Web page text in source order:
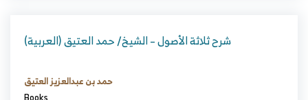
(العربية) شرح ثلاثة الأصول – الشيخ/ حمد العتيق
حمد بن عبدالعزيز العتيق